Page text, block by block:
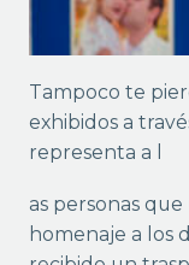
Tampoco te
exhibidos a
representa a l
as personas
homenaje a los